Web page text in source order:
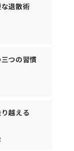
退散術
つの習慣
越える